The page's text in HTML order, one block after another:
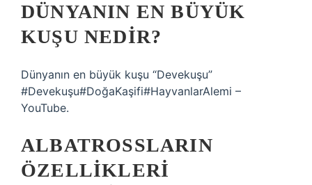
DÜNYANIN EN BÜYÜK
KUŞU NEDIR?
Dünyanın en büyük kuşu “Devekuşu”
#Devekuşu#DoğaKaşifi#HayvanlarAlemi –
YouTube.
ALBATROSSLARIN
ÖZELLIKLERI